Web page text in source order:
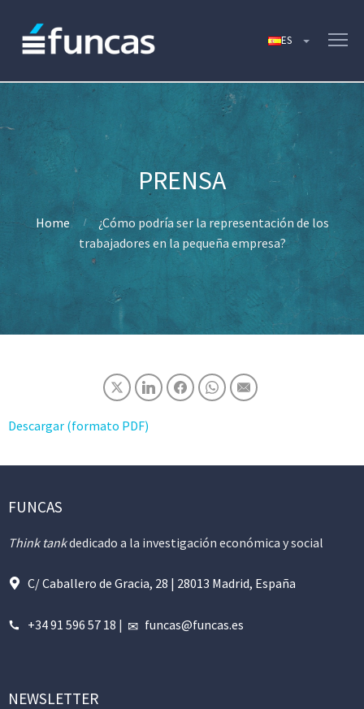
Home
¿Cómo podría ser la representación de los
trabajadores en la pequeña empresa?
Descargar (formato PDF)
FUNCAS
Think tankdedicado a la investigación económica y social
C/ Caballero de Gracia, 28 | 28013 Madrid, España
+34 91 596 57 18 | funcas@funcas.es
NEWSLETTER